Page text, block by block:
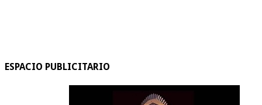
ESPACIO PUBLICITARIO